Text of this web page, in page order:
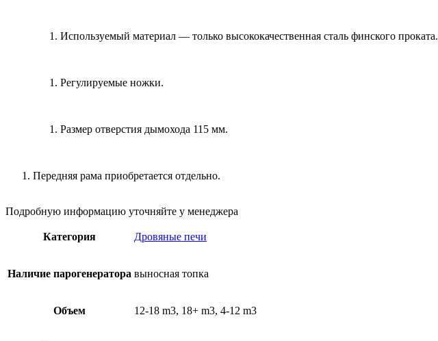
Используемый материал — только высококачественная сталь финского проката.
Регулируемые ножки.
Размер отверстия дымохода 115 мм.
Передняя рама приобретается отдельно.
Подробную информацию уточняйте у менеджера
Категория Дровяные печи
Наличие парогенератора выносная топка
Объем 12-18 m3, 18+ m3, 4-12 m3